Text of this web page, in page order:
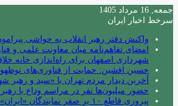
جمعه, 16 مرداد 1405
سرخط اخبار ایران
واکنش دفتر رهبر انقلاب به حواشی
امضای تفاهم‌نامه میان معاونت علمی و
شهرداری اصفهان برای راه‌اندازی خانه
حسین افشین: حمایت از فناوری‌های
آخرین دیدار مردم تهران با «سید و رهبر
حضور میلیون‌ها نفر در مراسم وداع با
پیروزی قاطع ۱۰ بر صفر نمایندگان